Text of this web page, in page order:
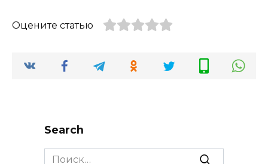
Оцените статью
Search
Search